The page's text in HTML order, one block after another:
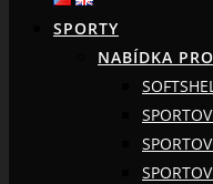
SPORTY
NABÍDKA